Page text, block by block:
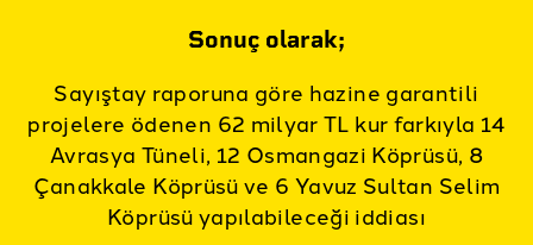
Sonuç olarak;
Sayıştay raporuna göre hazine garantili
projelere ödenen 62 milyar TL kur farkıyla 14
Avrasya Tüneli, 12 Osmangazi Köprüsü, 8
Çanakkale Köprüsü ve 6 Yavuz Sultan Selim
Köprüsü yapılabileceği iddiası